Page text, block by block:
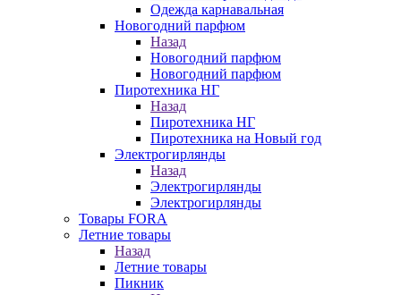
Одежда карнавальная
Новогодний парфюм
Назад
Новогодний парфюм
Новогодний парфюм
Пиротехника НГ
Назад
Пиротехника НГ
Пиротехника на Новый год
Электрогирлянды
Назад
Электрогирлянды
Электрогирлянды
Товары FORA
Летние товары
Назад
Летние товары
Пикник